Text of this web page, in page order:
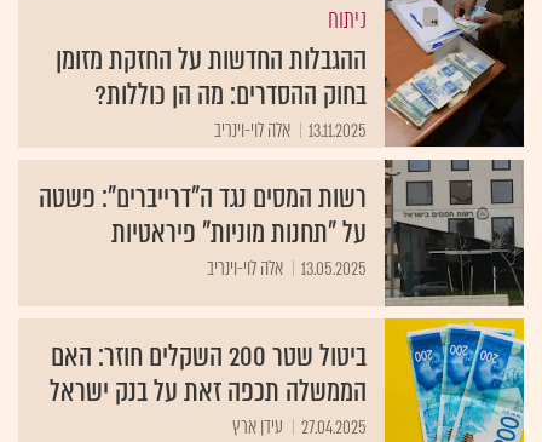
ניתוח
ההגבלות החדשות על החזקת מזומן
בחוק ההסדרים: מה הן כוללות?
13.11.2025 אלה לוי-וינריב
רשות המסים נגד ה"דרייברים": פשטה
על "תחנות מוניות" פיראטיות
13.05.2025 אלה לוי-וינריב
ביטול שטר 200 השקלים חוזר: האם
הממשלה תכפה זאת על בנק ישראל
27.04.2025 עידן ארץ